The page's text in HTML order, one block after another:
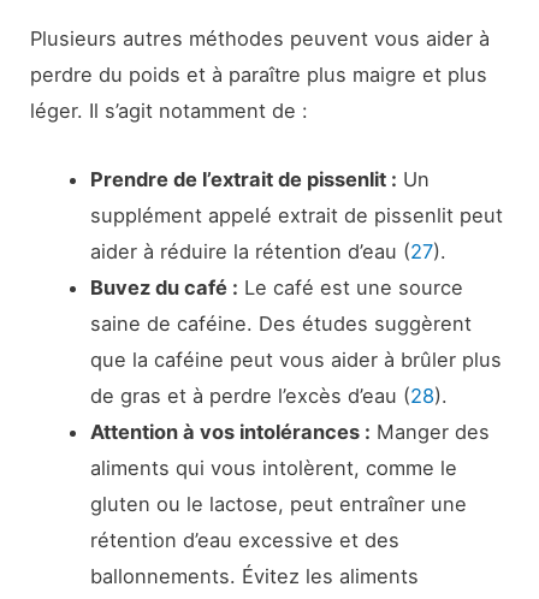
Plusieurs autres méthodes peuvent vous aider à
perdre du poids et à paraître plus maigre et plus
léger. Il s’agit notamment de :
Prendre de l’extrait de pissenlit : Un
supplément appelé extrait de pissenlit peut
aider à réduire la rétention d’eau (27).
Buvez du café : Le café est une source
saine de caféine. Des études suggèrent
que la caféine peut vous aider à brûler plus
de gras et à perdre l’excès d’eau (28).
Attention à vos intolérances : Manger des
aliments qui vous intolèrent, comme le
gluten ou le lactose, peut entraîner une
rétention d’eau excessive et des
ballonnements. Évitez les aliments